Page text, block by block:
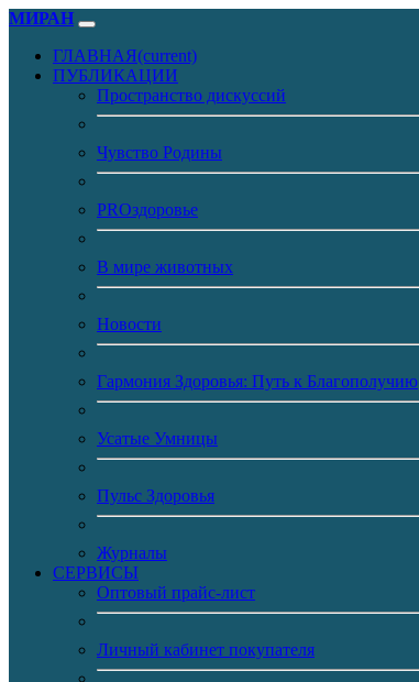
МИРАН
ГЛАВНАЯ(current)
ПУБЛИКАЦИИ
Пространство дискуссий
Чувство Родины
PROздоровье
В мире животных
Новости
Гармония Здоровья: Путь к Благополучию
Усатые Умницы
Пульс Здоровья
Журналы
CЕРВИСЫ
Оптовый прайс-лист
Личный кабинет покупателя